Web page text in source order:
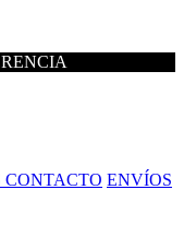
CONTACTO ENVÍOS